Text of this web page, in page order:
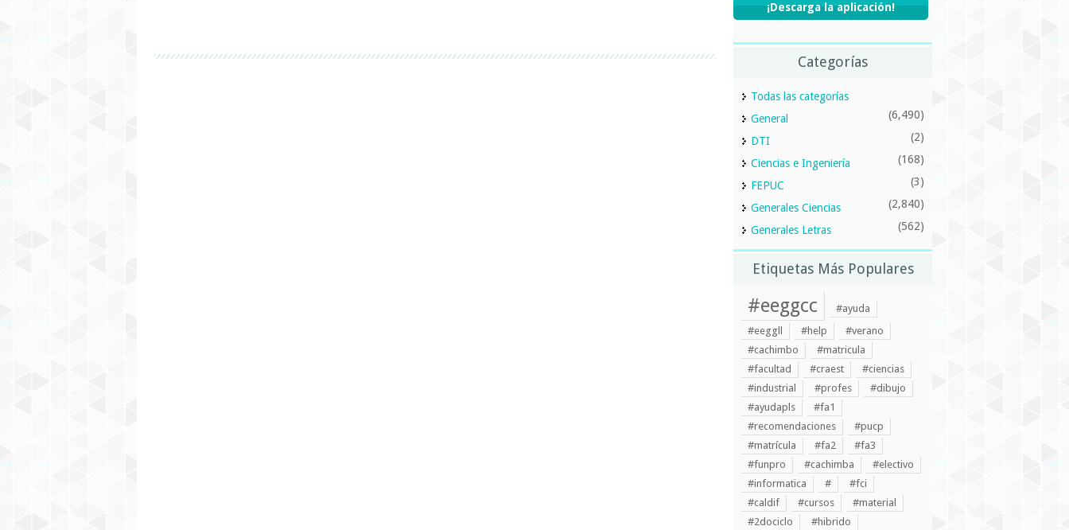
¡Descarga la aplicación!
Categorías
Todas las categorías
General
(6,490)
DTI (2)
Ciencias e Ingeniería (168)
FEPUC (3)
Generales Ciencias (2,840)
Generales Letras (562)
Etiquetas Más Populares
#eeggcc
#ayuda
#eeggll
#help
#verano
#cachimbo
#matricula
#facultad
#craest
#ciencias
#industrial
#profes
#dibujo
#ayudapls
#fa1
#recomendaciones
#pucp
#matrícula
#fa2
#fa3
#funpro
#cachimba
#electivo
#informatica
#
#fci
#caldif
#cursos
#material
#2dociclo
#hibrido